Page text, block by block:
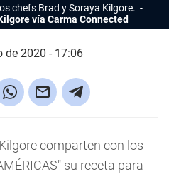
chefs Brad y Soraya Kilgore.
vía Carma Connected
de 2020 - 17:06
comparten con los
su receta para